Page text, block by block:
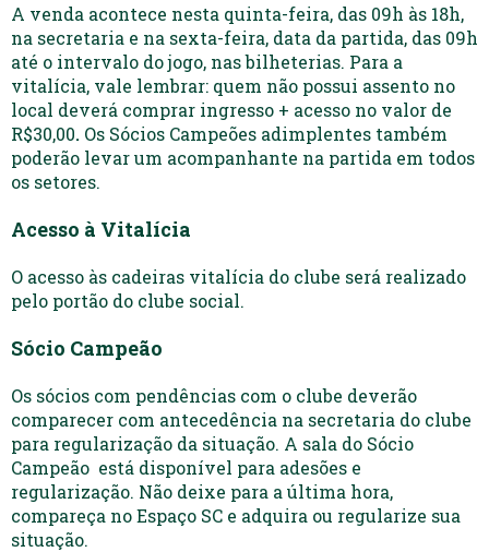
A venda acontece nesta quinta-feira, das 09h às 18h,
na secretaria e na sexta-feira, data da partida, das 09h
até o intervalo do jogo, nas bilheterias. Para a
vitalícia, vale lembrar: quem não possui assento no
local deverá comprar ingresso + acesso no valor de
R$30,00. Os Sócios Campeões adimplentes também
poderão levar um acompanhante na partida em todos
os setores.
Acesso à Vitalícia
O acesso às cadeiras vitalícia do clube será realizado
pelo portão do clube social.
Sócio Campeão
Os sócios com pendências com o clube deverão
comparecer com antecedência na secretaria do clube
para regularização da situação. A sala do Sócio
Campeão está disponível para adesões e
regularização. Não deixe para a última hora,
compareça no Espaço SC e adquira ou regularize sua
situação.